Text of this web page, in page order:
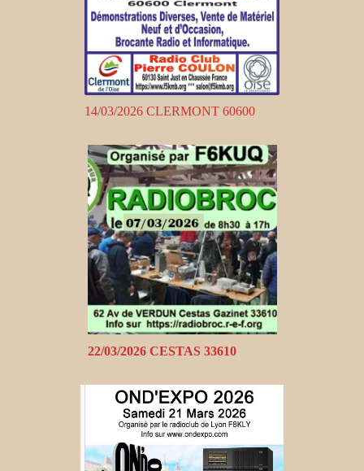
14/03/2026 CLERMONT 60600
22/03/2026 CESTAS 33610